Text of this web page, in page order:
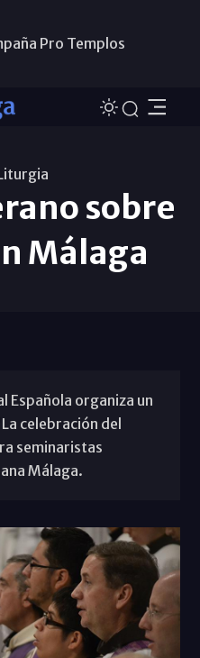
Pro Templos
sobre
Málaga
Española organiza un
celebración del
seminaristas
Málaga.